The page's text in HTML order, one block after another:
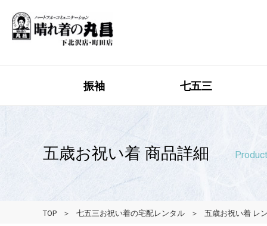
振袖 七五三
五歳お祝い着 商品詳細
TOP 七五三お祝い着の宅配レンタル 五歳お祝い着 レ